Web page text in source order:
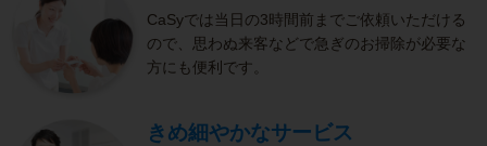
CaSyでは当日の3時間前までご依頼いただける
ので、思わぬ来客などで急ぎのお掃除が必要な
方にも便利です。
きめ細やかなサービス